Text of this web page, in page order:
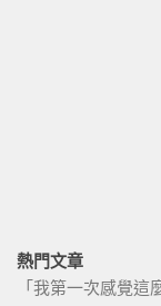
熱門文章
「我第一次感覺